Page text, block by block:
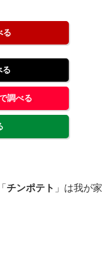
る
る
調べる
チンポテト 」は我が家